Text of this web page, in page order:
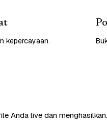
kepercayaan.
Anda live dan menghasilkan.